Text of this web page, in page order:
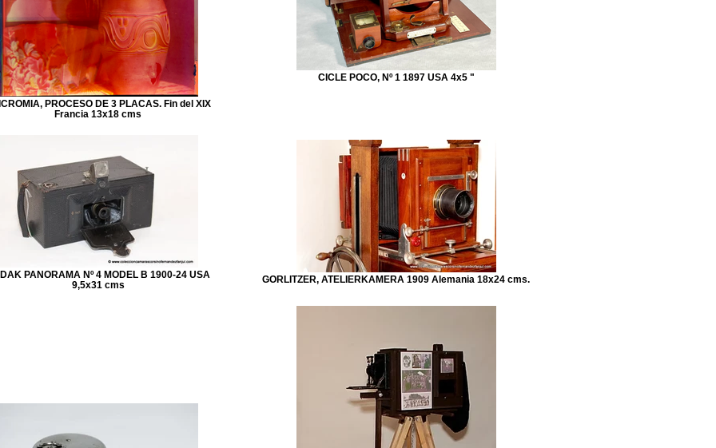
PROCESO DE 3 PLACAS. Fin del XIX
Francia 13x18 cms
CICLE POCO, Nº 1 1897 USA 4x5 "
PANORAMA Nº 4 MODEL B 1900-24 USA
9,5x31 cms
GORLITZER, ATELIERKAMERA 1909 Alemania 18x24 cms.